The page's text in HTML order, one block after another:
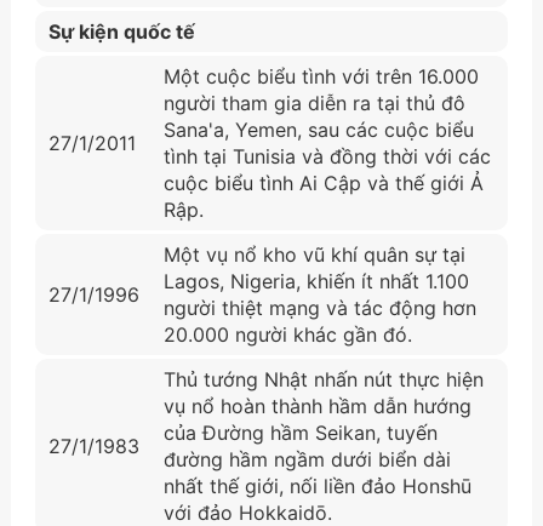
Sự kiện quốc tế
27/1/2011
Một cuộc biểu tình với trên 16.000
người tham gia diễn ra tại thủ đô
Sana'a, Yemen, sau các cuộc biểu
tình tại Tunisia và đồng thời với các
cuộc biểu tình Ai Cập và thế giới Ả
Rập.
27/1/1996
Một vụ nổ kho vũ khí quân sự tại
Lagos, Nigeria, khiến ít nhất 1.100
người thiệt mạng và tác động hơn
20.000 người khác gần đó.
27/1/1983
Thủ tướng Nhật nhấn nút thực hiện
vụ nổ hoàn thành hầm dẫn hướng
của Đường hầm Seikan, tuyến
đường hầm ngầm dưới biển dài
nhất thế giới, nối liền đảo Honshū
với đảo Hokkaidō.